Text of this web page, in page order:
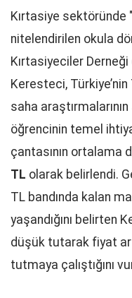
Kırtasiye sektöründe
nitelendirilen okula
Kırtasiyeciler Derneği
Keresteci,
saha
öğrencinin temel
çantasının ortalama
TL olarak belirlendi.
TL bandında kalan
yaşandığını belirten
düşük tutarak fiyat
tutmaya çalıştığını